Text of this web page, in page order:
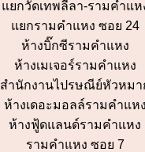
แยกวัดเทพลีลา-รามคำแห
แยกรามคำแหง ซอย 24
ห้างบิ๊กซีรามคำแหง
ห้างเมเจอร์รามคำแหง
สำนักงานไปรษณีย์หัวหมา
ห้างเดอะมอลล์รามคำแหง
ห้างฟู้ดแลนด์รามคำแหง
รามคำแหง ซอย 7